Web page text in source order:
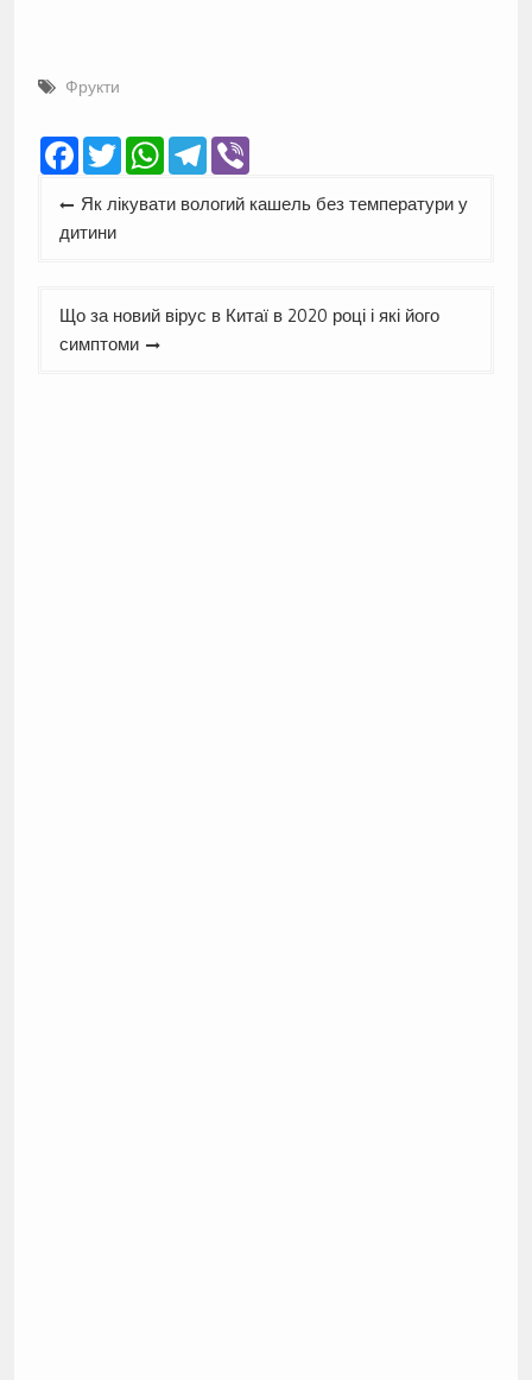
Фрукти
Facebook
TwitterWhatsApp
Telegram
Viber
Навігація
записів
Як лікувати вологий кашель без температури у
дитини
Що за новий вірус в Китаї в 2020 році і які його
симптоми